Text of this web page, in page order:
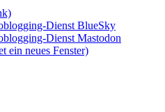
Dienst BlueSky
Dienst Mastodon
ein neues Fenster)